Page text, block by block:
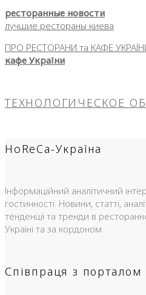
ресторанные новости
лучшие рестораны киева
ПРО РЕСТОРАНИ та КАФЕ
кафе України
ТЕХНОЛОГИЧЕСКОЕ
HoReCa-Україна
Інформаційний аналітичний
гостинності. Новини, статті,
тенденції та тренди в
Україні та за кордоном
Співпраця з порталом